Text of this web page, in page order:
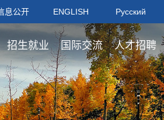
息公开 ENGLISH Русский
招生就业 国际交流 人才招聘